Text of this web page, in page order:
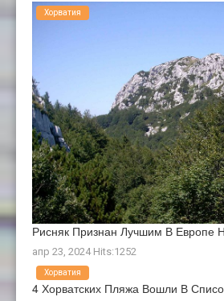
Рисняк Признан Лучшим В Европе
апр 23, 2024 Hits:1252
Хорватия
4 Хорватских Пляжа Вошли В
Хорватия